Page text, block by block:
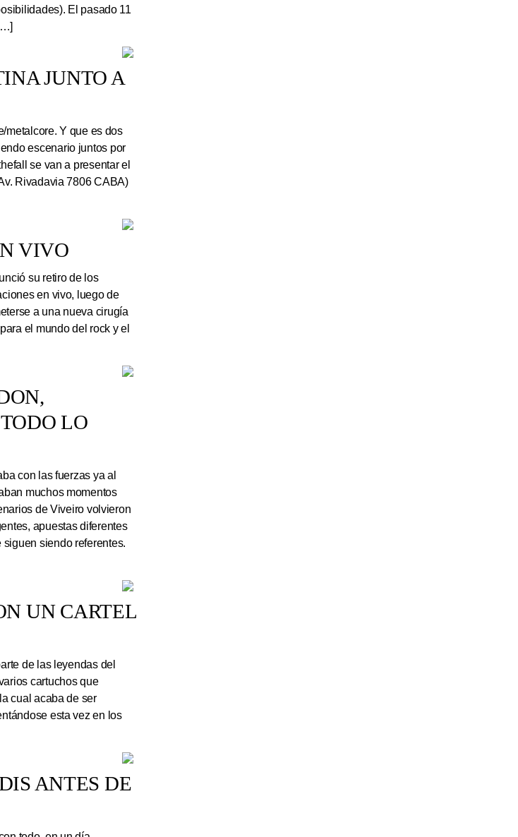
El pasado 11
JUNTO A
metalcore. Y que es dos
escenario juntos por
se van a presentar el
Rivadavia 7806 CABA)
VIVO
su retiro de los
en vivo, luego de
a una nueva cirugía
el mundo del rock y el
LO
con las fuerzas ya al
muchos momentos
de Viveiro volvieron
apuestas diferentes
siendo referentes.
UN CARTEL
de las leyendas del
cartuchos que
cual acaba de ser
esta vez en los
ANTES DE